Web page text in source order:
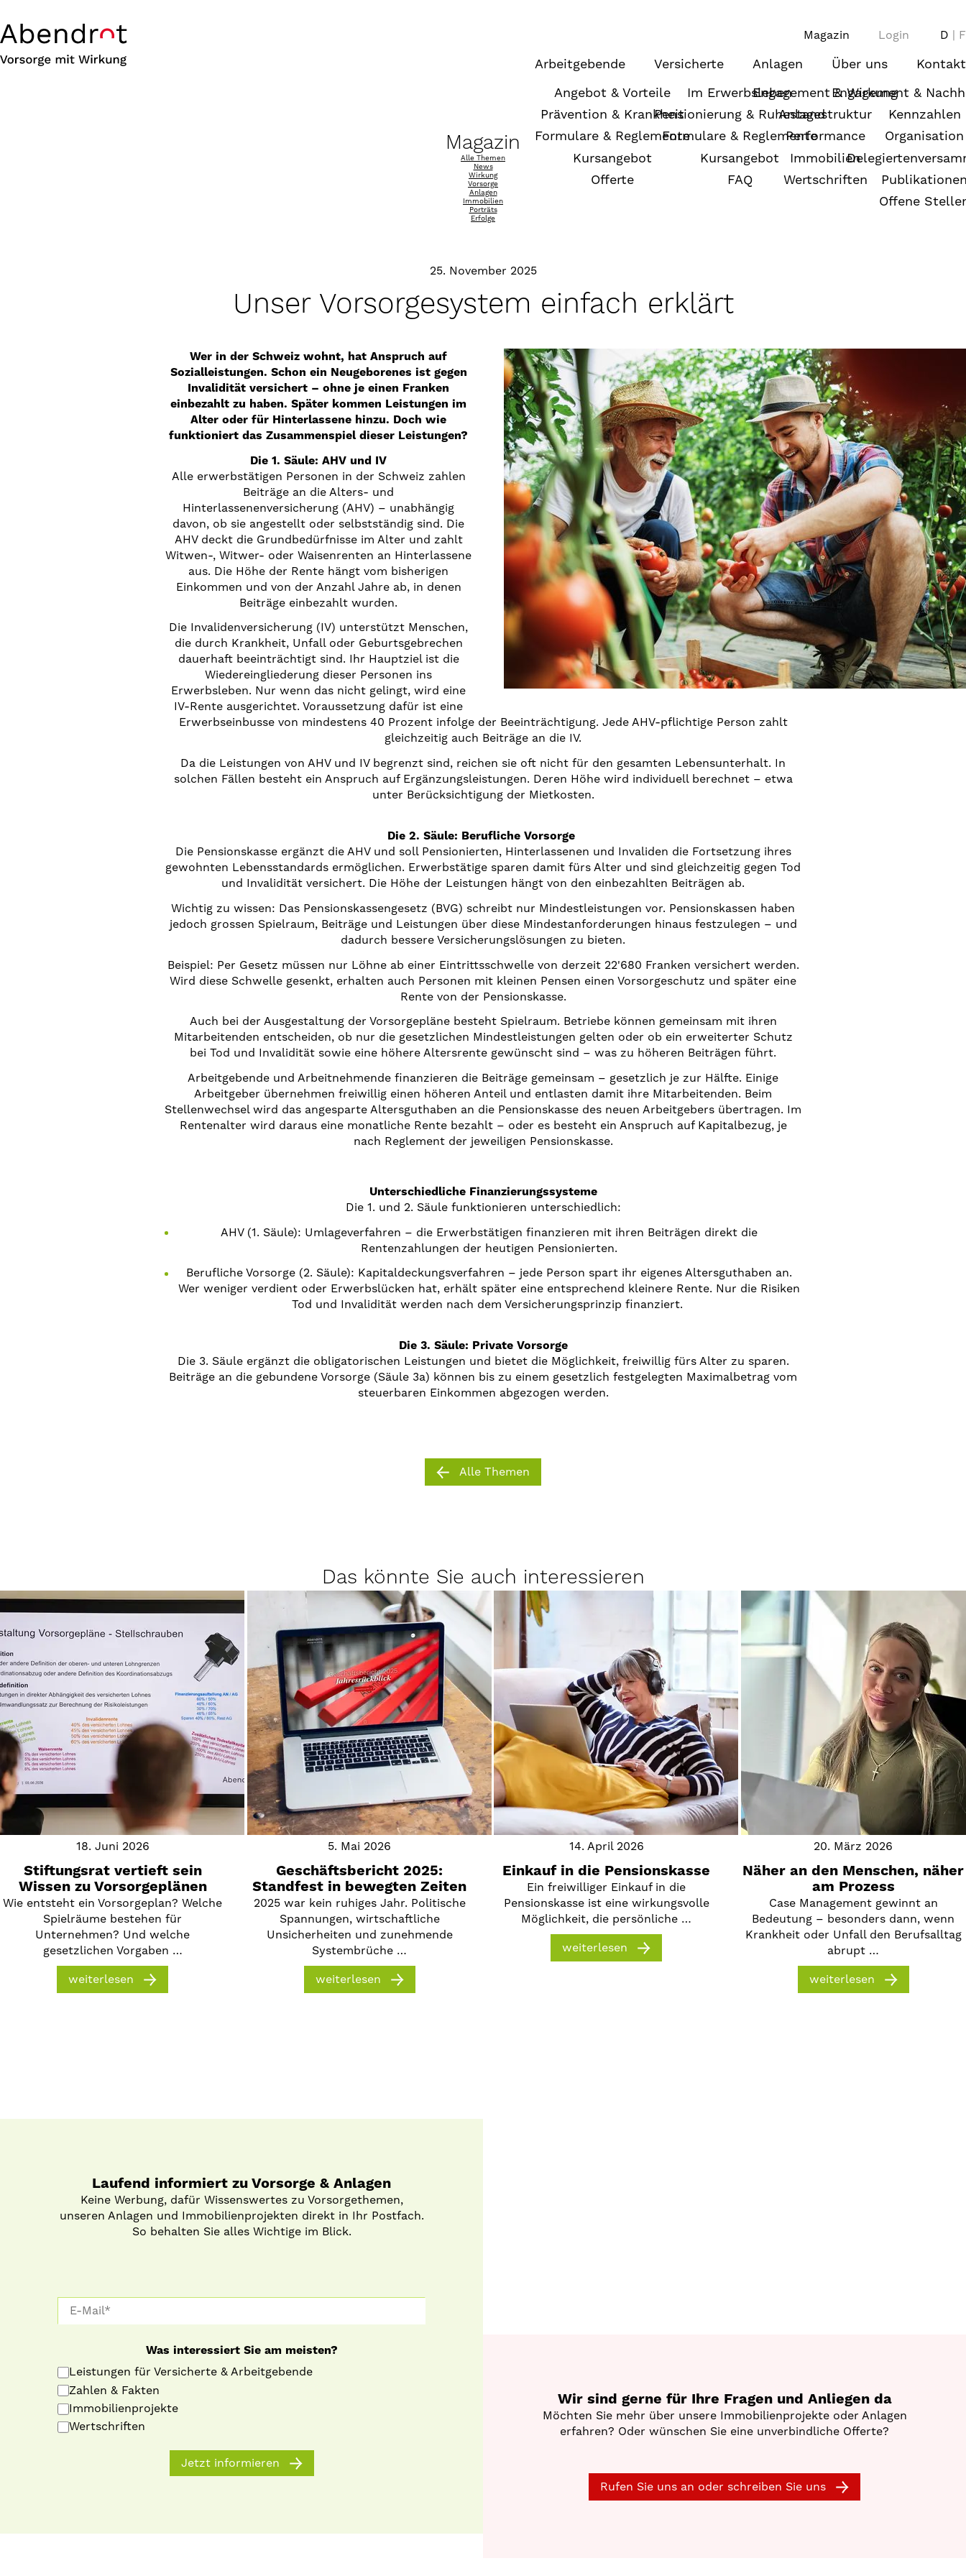
Magazin Login D F
Arbeitgebende
Angebot & Vorteile
Prävention & Krankheit
Formulare & Reglemente
Kursangebot
Offerte
Versicherte
Im Erwerbsleben
Pensionierung & Ruhestand
Formulare & Reglemente
Kursangebot
FAQ
Anlagen
Engagement & Wirkung
Anlagestruktur
Performance
Immobilien
Wertschriften
Über uns
Engagement &
Kennzahlen
Organisation
Offene
Kontakt
Magazin
Alle Themen
News
Wirkung
Vorsorge
Anlagen
Immobilien
Porträts
Erfolge
25. November 2025
Unser Vorsorgesystem einfach erklärt
Wer in der Schweiz wohnt, hat Anspruch auf
Sozialleistungen. Schon ein Neugeborenes ist gegen
Invalidität versichert – ohne je einen Franken
einbezahlt zu haben. Später kommen Leistungen im
Alter oder für Hinterlassene hinzu. Doch wie
funktioniert das Zusammenspiel dieser Leistungen?
Die 1. Säule: AHV und IV
Alle erwerbstätigen Personen in der Schweiz zahlen
Beiträge an die Alters- und
Hinterlassenenversicherung (AHV) – unabhängig
davon, ob sie angestellt oder selbstständig sind. Die
AHV deckt die Grundbedürfnisse im Alter und zahlt
Witwen-, Witwer- oder Waisenrenten an Hinterlassene
aus. Die Höhe der Rente hängt vom bisherigen
Einkommen und von der Anzahl Jahre ab, in denen
Beiträge einbezahlt wurden.
Die Invalidenversicherung (IV) unterstützt Menschen,
die durch Krankheit, Unfall oder Geburtsgebrechen
dauerhaft beeinträchtigt sind. Ihr Hauptziel ist die
Wiedereingliederung dieser Personen ins
Erwerbsleben. Nur wenn das nicht gelingt, wird eine
IV-Rente ausgerichtet. Voraussetzung dafür ist eine
Erwerbseinbusse von mindestens 40 Prozent infolge der Beeinträchtigung. Jede AHV-pflichtige Person zahlt
gleichzeitig auch Beiträge an die IV.
Da die Leistungen von AHV und IV begrenzt sind, reichen sie oft nicht für den gesamten Lebensunterhalt. In
solchen Fällen besteht ein Anspruch auf Ergänzungsleistungen. Deren Höhe wird individuell berechnet – etwa
unter Berücksichtigung der Mietkosten.
Die 2. Säule: Berufliche Vorsorge
Die Pensionskasse ergänzt die AHV und soll Pensionierten, Hinterlassenen und Invaliden die Fortsetzung ihres
gewohnten Lebensstandards ermöglichen. Erwerbstätige sparen damit fürs Alter und sind gleichzeitig gegen Tod
und Invalidität versichert. Die Höhe der Leistungen hängt von den einbezahlten Beiträgen ab.
Wichtig zu wissen: Das Pensionskassengesetz (BVG) schreibt nur Mindestleistungen vor. Pensionskassen haben
jedoch grossen Spielraum, Beiträge und Leistungen über diese Mindestanforderungen hinaus festzulegen – und
dadurch bessere Versicherungslösungen zu bieten.
Beispiel: Per Gesetz müssen nur Löhne ab einer Eintrittsschwelle von derzeit 22'680 Franken versichert werden.
Wird diese Schwelle gesenkt, erhalten auch Personen mit kleinen Pensen einen Vorsorgeschutz und später eine
Rente von der Pensionskasse.
Auch bei der Ausgestaltung der Vorsorgepläne besteht Spielraum. Betriebe können gemeinsam mit ihren
Mitarbeitenden entscheiden, ob nur die gesetzlichen Mindestleistungen gelten oder ob ein erweiterter Schutz
bei Tod und Invalidität sowie eine höhere Altersrente gewünscht sind – was zu höheren Beiträgen führt.
Arbeitgebende und Arbeitnehmende finanzieren die Beiträge gemeinsam – gesetzlich je zur Hälfte. Einige
Arbeitgeber übernehmen freiwillig einen höheren Anteil und entlasten damit ihre Mitarbeitenden. Beim
Stellenwechsel wird das angesparte Altersguthaben an die Pensionskasse des neuen Arbeitgebers übertragen. Im
Rentenalter wird daraus eine monatliche Rente bezahlt – oder es besteht ein Anspruch auf Kapitalbezug, je
nach Reglement der jeweiligen Pensionskasse.
Unterschiedliche Finanzierungssysteme
Die 1. und 2. Säule funktionieren unterschiedlich:
AHV (1. Säule): Umlageverfahren – die Erwerbstätigen finanzieren mit ihren Beiträgen direkt die
Rentenzahlungen der heutigen Pensionierten.
Berufliche Vorsorge (2. Säule): Kapitaldeckungsverfahren – jede Person spart ihr eigenes Altersguthaben an.
Wer weniger verdient oder Erwerbslücken hat, erhält später eine entsprechend kleinere Rente. Nur die Risiken
Tod und Invalidität werden nach dem Versicherungsprinzip finanziert.
Die 3. Säule: Private Vorsorge
Die 3. Säule ergänzt die obligatorischen Leistungen und bietet die Möglichkeit, freiwillig fürs Alter zu sparen.
Beiträge an die gebundene Vorsorge (Säule 3a) können bis zu einem gesetzlich festgelegten Maximalbetrag vom
steuerbaren Einkommen abgezogen werden.
Alle Themen
Das könnte Sie auch interessieren
18. Juni 2026
Stiftungsrat vertieft sein
Wissen zu Vorsorgeplänen
Wie entsteht ein Vorsorgeplan? Welche
Spielräume bestehen für
Unternehmen? Und welche
gesetzlichen Vorgaben …
weiterlesen
5. Mai 2026
Geschäftsbericht 2025:
Standfest in bewegten Zeiten
2025 war kein ruhiges Jahr. Politische
Spannungen, wirtschaftliche
Unsicherheiten und zunehmende
Systembrüche …
weiterlesen
14. April 2026
Einkauf in die Pensionskasse
Ein freiwilliger Einkauf in die
Pensionskasse ist eine wirkungsvolle
Möglichkeit, die persönliche …
weiterlesen
20. März 2026
Näher an den Menschen, näher
am Prozess
Case Management gewinnt an
Bedeutung – besonders dann, wenn
Krankheit oder Unfall den Berufsalltag
abrupt …
weiterlesen
Laufend informiert zu Vorsorge & Anlagen
Keine Werbung, dafür Wissenswertes zu Vorsorgethemen,
unseren Anlagen und Immobilienprojekten direkt in Ihr Postfach.
So behalten Sie alles Wichtige im Blick.
Was interessiert Sie am meisten?
Leistungen für Versicherte & Arbeitgebende
Zahlen & Fakten
Immobilienprojekte
Wertschriften
Jetzt informieren
Wir sind gerne für Ihre Fragen und Anliegen da
Möchten Sie mehr über unsere Immobilienprojekte oder Anlagen
erfahren? Oder wünschen Sie eine unverbindliche Offerte?
Rufen Sie uns an oder schreiben Sie uns